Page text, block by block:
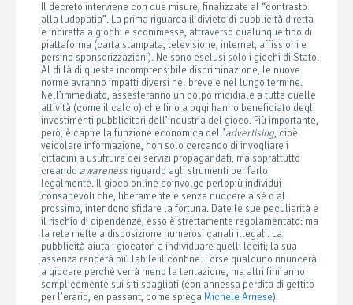
Il decreto interviene con due misure, finalizzate al “contrasto
alla ludopatia”. La prima riguarda il divieto di pubblicità diretta
e indiretta a giochi e scommesse, attraverso qualunque tipo di
piattaforma (carta stampata, televisione, internet, affissioni e
persino sponsorizzazioni). Ne sono esclusi solo i giochi di Stato.
Al di là di questa incomprensibile discriminazione, le nuove
norme avranno impatti diversi nel breve e nel lungo termine.
Nell’immediato, assesteranno un colpo micidiale a tutte quelle
attività (come il calcio) che fino a oggi hanno beneficiato degli
investimenti pubblicitari dell’industria del gioco. Più importante,
però, è capire la funzione economica dell’advertising, cioè
veicolare informazione, non solo cercando di invogliare i
cittadini a usufruire dei servizi propagandati, ma soprattutto
creando awarenessriguardo agli strumenti per farlo
legalmente. Il gioco online coinvolge perlopiù individui
consapevoli che, liberamente e senza nuocere a sé o al
prossimo, intendono sfidare la fortuna. Date le sue peculiarità e
il rischio di dipendenze, esso è strettamente regolamentato: ma
la rete mette a disposizione numerosi canali illegali. La
pubblicità aiuta i giocatori a individuare quelli leciti; la sua
assenza renderà più labile il confine. Forse qualcuno rinuncerà
a giocare perché verrà meno la tentazione, ma altri finiranno
semplicemente sui siti sbagliati (con annessa perdita di gettito
per l’erario, en passant, come spiega Michele Arnese).